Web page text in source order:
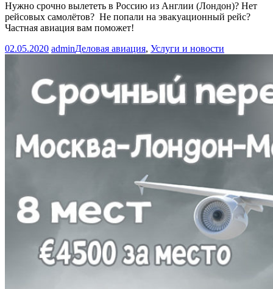
Нужно срочно вылететь в Россию из Англии (Лондон)? Нет
рейсовых самолётов? Не попали на эвакуационный рейс?
Частная авиация вам поможет!
02.05.2020 adminДеловая авиация, Услуги и новости